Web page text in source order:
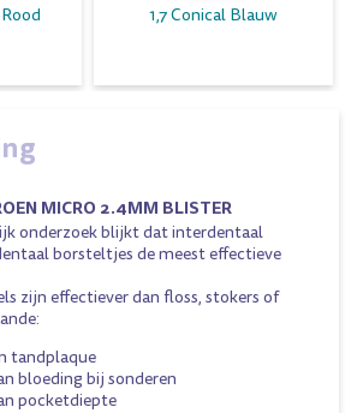
1,7 Conical Blauw
MICRO 2.4MM BLISTER
onderzoek blijkt dat interdentaal
borsteltjes de meest effectieve
zijn effectiever dan floss, stokers of
tandplaque
bloeding bij sonderen
pocketdiepte